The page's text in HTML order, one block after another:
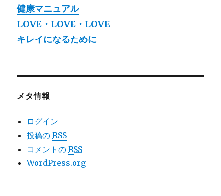
健康マニュアル
LOVE・LOVE・LOVE
キレイになるために
メタ情報
ログイン
投稿のRSS
コメントのRSS
WordPress.org